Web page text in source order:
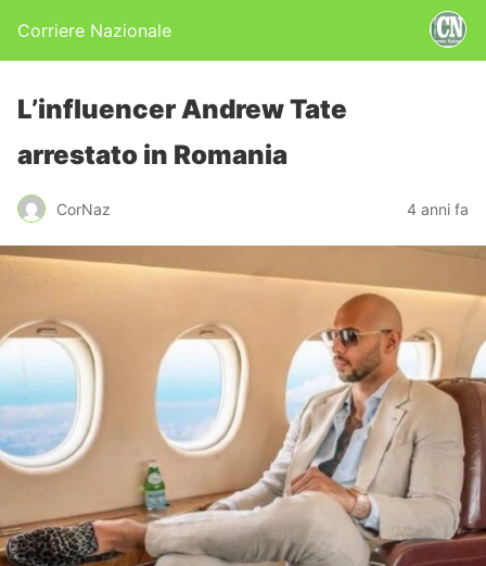
Corriere Nazionale
L’influencer Andrew Tate
arrestato in Romania
CorNaz 4 anni fa